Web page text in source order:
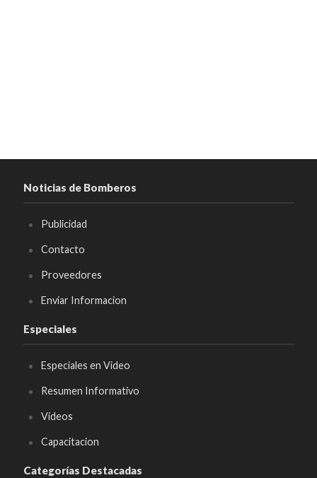
Noticias de Bomberos
Publicidad
Contacto
Proveedores
Enviar Informacion
Especiales
Especiales en Video
Resumen Informativo
Videos
Capacitacion
Categorías Destacadas